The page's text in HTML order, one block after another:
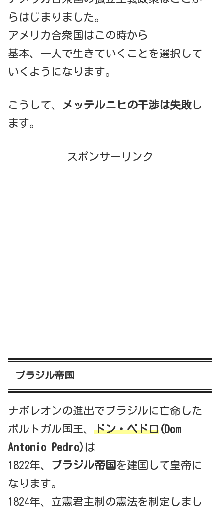
らはじまりました。
アメリカ合衆国はこの時から
基本、一人で生きていくことを選択して
いくようになります。
こうして、 メッテルニヒの干渉は失敗し
ます。
スポンサーリンク
ブラジル帝国
ナポレオンの進出でブラジルに亡命した
ポルトガル国王、 ドン・ペドロ(Dom
Antonio Pedro) は
1822年、 ブラジル帝国 を建国して皇帝に
なります。
1824年、立憲君主制の憲法を制定しまし